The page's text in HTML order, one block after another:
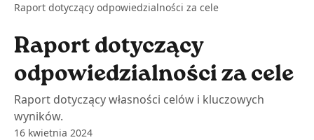
Raport dotyczący odpowiedzialności za cele
Raport dotyczący
odpowiedzialności za cele
Raport dotyczący własności celów i kluczowych
wyników.
16 kwietnia 2024